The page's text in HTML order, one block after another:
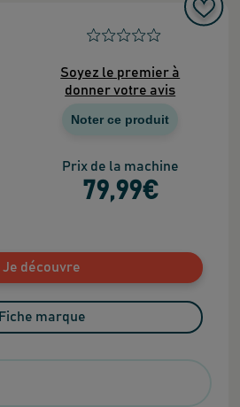
Soyez le premier à
donner votre avis
Noter ce produit
Prix de la machine
79,99€
Je découvre
Fiche marque